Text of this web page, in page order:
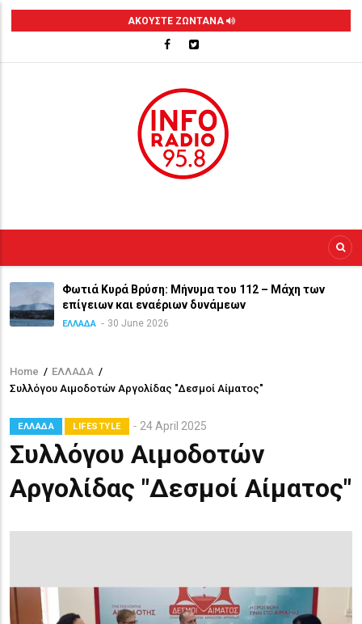
Skip
content
ΑΚΟΥΣΤΕ ΖΩΝΤΑΝΑ
Φωτιά Κυρά Βρύση: Μήνυμα του 112 – Μάχη των
επίγειων και εναέριων δυνάμεων
ΕΛΛΑΔΑ 30 June 2026
Breadcrumb
Home / ΕΛΛΑΔΑ /
Συλλόγου Αιμοδοτών Αργολίδας "Δεσμοί Αίματος"
ΕΛΛΑΔΑ LIFESTYLE 24 April 2025
Συλλόγου Αιμοδοτών
Αργολίδας "Δεσμοί Αίματος"